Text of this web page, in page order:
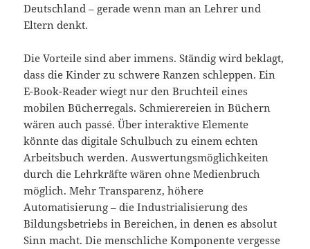
Deutschland – gerade wenn man an Lehrer und
Eltern denkt.
Die Vorteile sind aber immens. Ständig wird beklagt,
dass die Kinder zu schwere Ranzen schleppen. Ein
E-Book-Reader wiegt nur den Bruchteil eines
mobilen Bücherregals. Schmierereien in Büchern
wären auch passé. Über interaktive Elemente
könnte das digitale Schulbuch zu einem echten
Arbeitsbuch werden. Auswertungsmöglichkeiten
durch die Lehrkräfte wären ohne Medienbruch
möglich. Mehr Transparenz, höhere
Automatisierung – die Industrialisierung des
Bildungsbetriebs in Bereichen, in denen es absolut
Sinn macht. Die menschliche Komponente vergesse